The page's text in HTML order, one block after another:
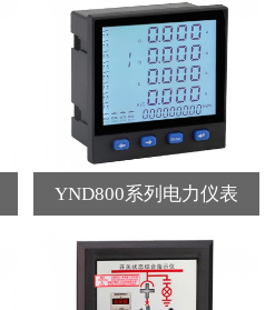
YND800系列电力仪表